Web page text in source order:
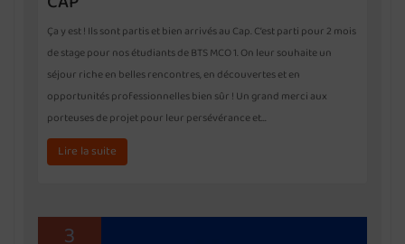
Ça y est ! Ils sont partis et bien arrivés au Cap. C’est parti pour 2 mois
de stage pour nos étudiants de BTS MCO 1. On leur souhaite un
séjour riche en belles rencontres, en découvertes et en
opportunités professionnelles bien sûr ! Un grand merci aux
porteuses de projet pour leur persévérance et…
Lire la suite
3